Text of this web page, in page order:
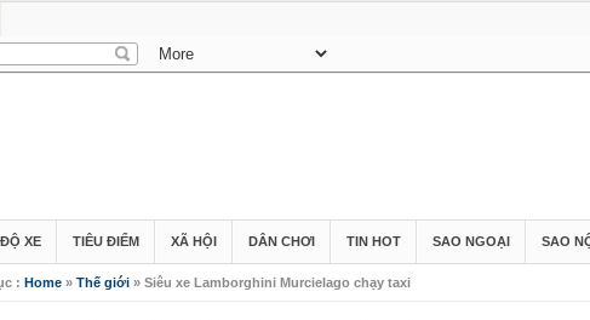
ĐỘ XE TIÊU ĐIỂM XÃ HỘI DÂN CHƠI TIN HOT SAO NGOẠI SAO
: Home» Thế giới» Siêu xe Lamborghini Murcielago chạy taxi